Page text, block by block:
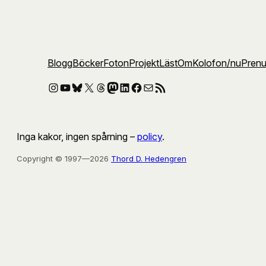
BloggBöckerFotonProjektLästOmKolofon/nu
Instagram
YouTube
Bluesky
X Threads
Mastodon
LinkedIn
Facebook
E-postRSS-flöde
Inga kakor, ingen spårning – policy.
Copyright © 1997—2026 Thord D. Hedengren